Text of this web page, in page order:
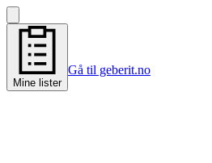
Mine lister
Gå til geberit.no